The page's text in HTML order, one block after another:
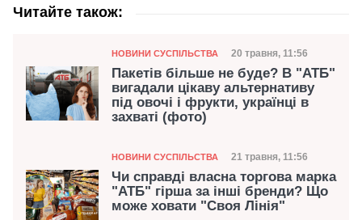
Читайте також:
Категорія
НОВИНИ СУСПІЛЬСТВА Дата публікації
20 травня, 11:56
Пакетів більше не буде? В "АТБ"
вигадали цікаву альтернативу
під овочі і фрукти, українці в
захваті (фото)
Категорія
НОВИНИ СУСПІЛЬСТВА Дата публікації
21 травня, 11:56
Чи справді власна торгова марка
"АТБ" гірша за інші бренди? Що
може ховати "Своя Лінія"